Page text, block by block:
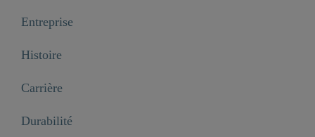
Entreprise
Histoire
Carrière
Durabilité